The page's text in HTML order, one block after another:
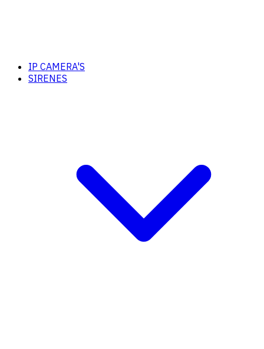
IP CAMERA'S
SIRENES